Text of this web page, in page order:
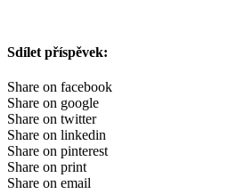
Sdílet příspěvek:
Share on facebook
Share on google
Share on twitter
Share on linkedin
Share on pinterest
Share on print
Share on email